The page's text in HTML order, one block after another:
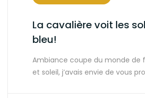
La cavalière voit les
bleu!
Ambiance coupe du monde de
et soleil, j’avais envie de vous